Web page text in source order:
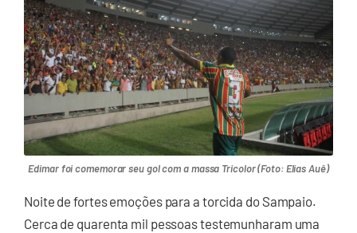
Edimar foi comemorar seu gol com a massa Tricolor (Foto: Elias Auê)
Noite de fortes emoções para a torcida do Sampaio.
Cerca de quarenta mil pessoas testemunharam uma